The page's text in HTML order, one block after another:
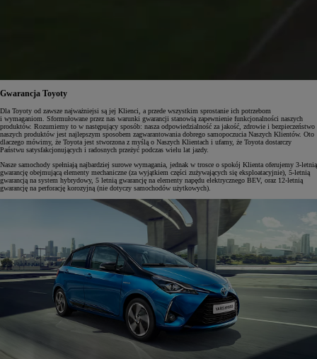
Gwarancja Toyoty
Dla Toyoty od zawsze najważniejsi są jej Klienci, a przede wszystkim sprostanie ich potrzebom
i wymaganiom. Sformułowane przez nas warunki gwarancji stanowią zapewnienie funkcjonalności naszych
produktów. Rozumiemy to w następujący sposób: nasza odpowiedzialność za jakość, zdrowie i bezpieczeństwo
naszych produktów jest najlepszym sposobem zagwarantowania dobrego samopoczucia Naszych Klientów. Oto
dlaczego mówimy, że Toyota jest stworzona z myślą o Naszych Klientach i ufamy, że Toyota dostarczy
Państwu satysfakcjonujących i radosnych przeżyć podczas wielu lat jazdy.
Nasze samochody spełniają najbardziej surowe wymagania, jednak w trosce o spokój Klienta oferujemy 3-letnią
gwarancję obejmującą elementy mechaniczne (za wyjątkiem części zużywających się eksploatacyjnie), 5-letnią
gwarancją na system hybrydowy, 5 letnią gwarancję na elementy napędu elektrycznego BEV, oraz 12-letnią
gwarancję na perforację korozyjną (nie dotyczy samochodów użytkowych).